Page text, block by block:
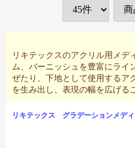
リキテックスのアクリル用メデ
ム、バーニッシュを豊富にライ
ぜたり、下地として使用するア
を生み出し、表現の幅を広げる
リキテックス グラデーションメディ